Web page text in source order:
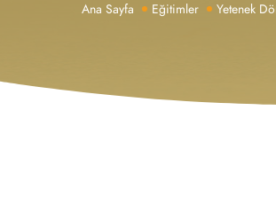
Ana Sayfa Eğitimler Yetenek